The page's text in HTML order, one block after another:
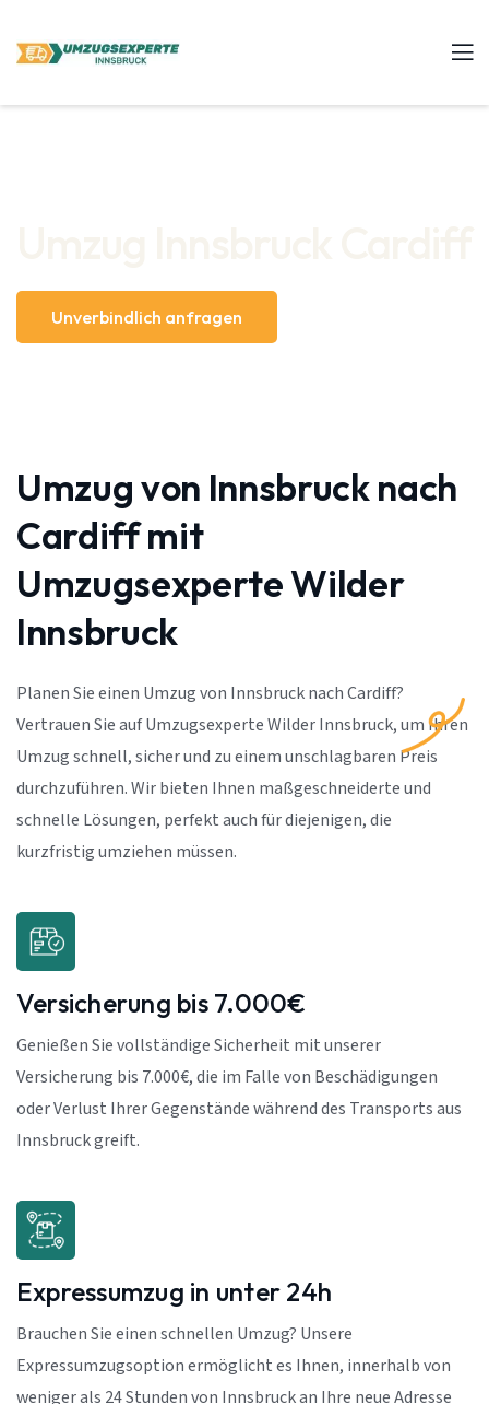
Unverbindlich anfragen
Umzug von Innsbruck nach
Cardiff mit
Umzugsexperte Wilder
Innsbruck
Planen Sie einen Umzug von Innsbruck nach Cardiff?
Vertrauen Sie auf Umzugsexperte Wilder Innsbruck, um Ihren
Umzug schnell, sicher und zu einem unschlagbaren Preis
durchzuführen. Wir bieten Ihnen maßgeschneiderte und
schnelle Lösungen, perfekt auch für diejenigen, die
kurzfristig umziehen müssen.
Versicherung bis 7.000€
Genießen Sie vollständige Sicherheit mit unserer
Versicherung bis 7.000€, die im Falle von Beschädigungen
oder Verlust Ihrer Gegenstände während des Transports aus
Innsbruck greift.
Expressumzug in unter 24h
Brauchen Sie einen schnellen Umzug? Unsere
Expressumzugsoption ermöglicht es Ihnen, innerhalb von
weniger als 24 Stunden von Innsbruck an Ihre neue Adresse